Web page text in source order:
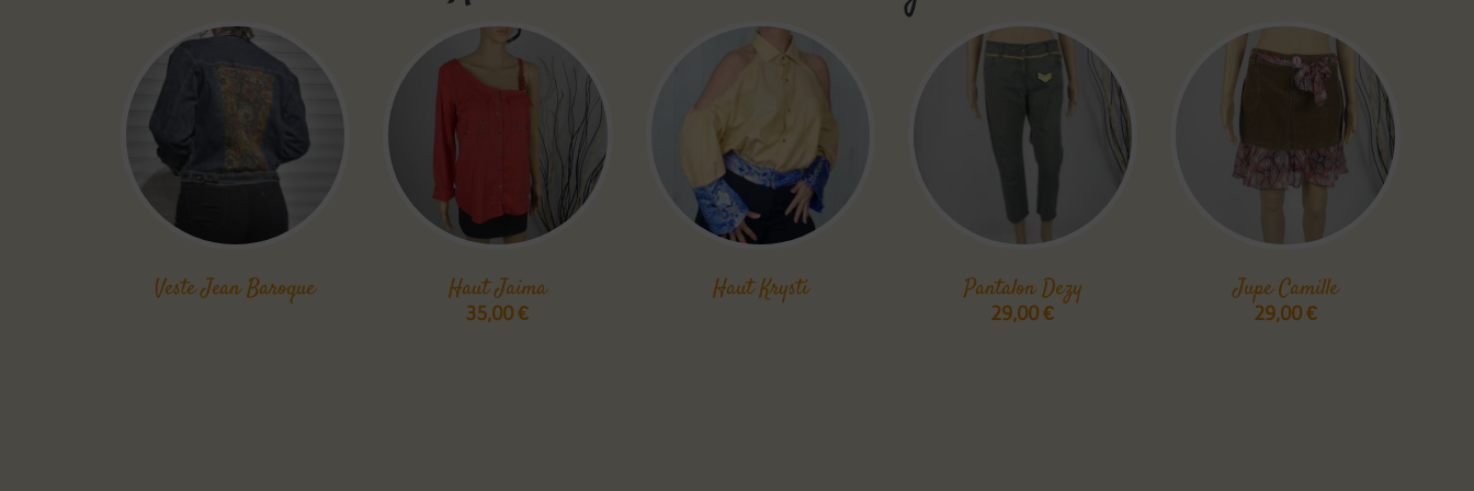
Veste Jean Baroque Haut Jaima
35,00€
Haut Krysti Pantalon Dezy
29,00€
Jupe Camille
29,00€